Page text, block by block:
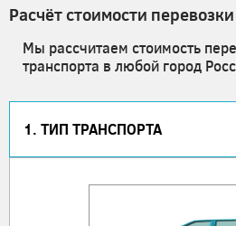
Расчёт стоимости перевозки
Мы рассчитаем стоимость
транспорта в любой город
1. ТИП ТРАНСПОРТА